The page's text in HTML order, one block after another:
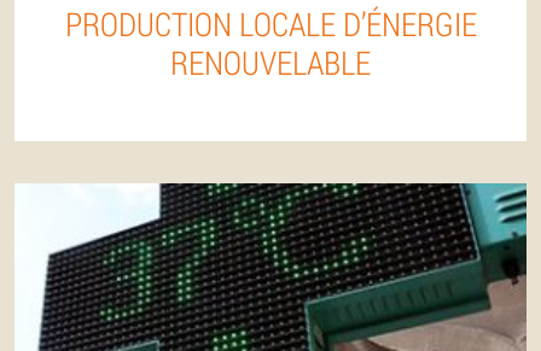
PRODUCTION LOCALE D’ÉNERGIE
RENOUVELABLE